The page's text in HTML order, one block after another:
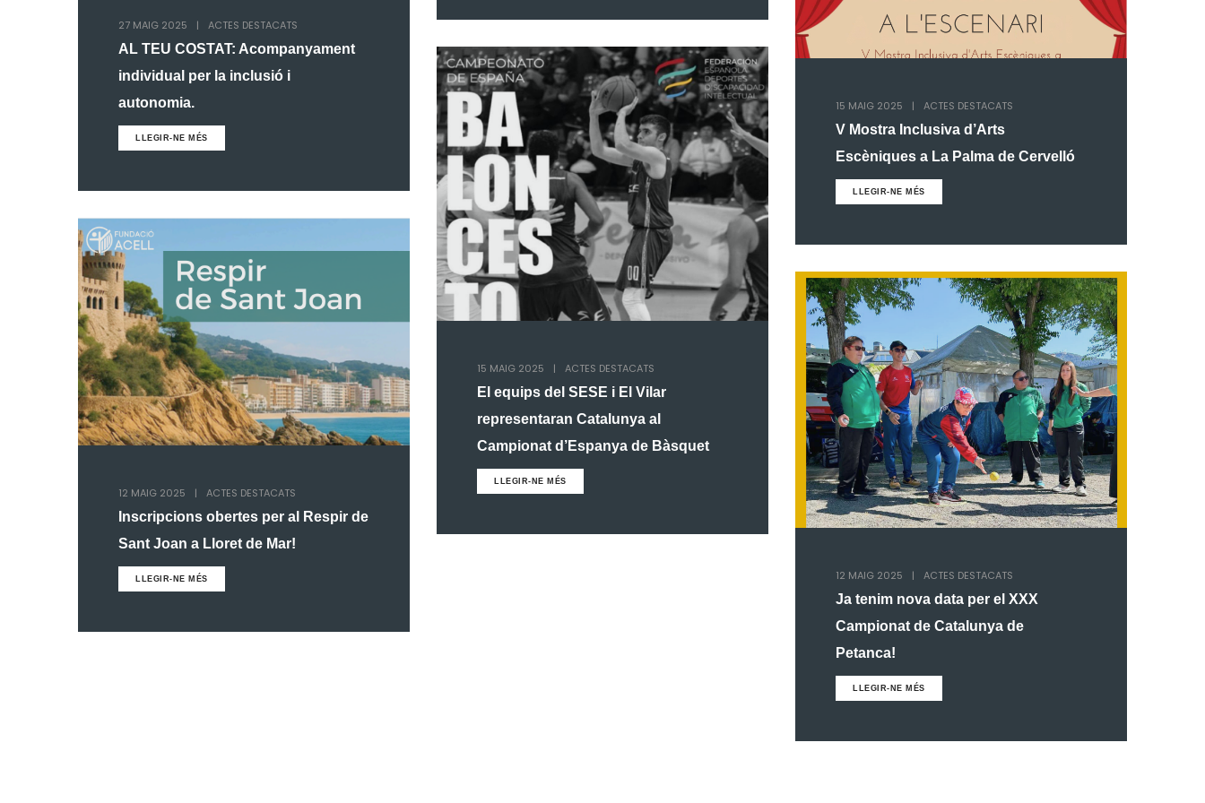
27 MAIG 2025 | ACTES DESTACATS
AL TEU COSTAT: Acompanyament
individual per la inclusió i
autonomia.
LLEGIR-NE MÉS
15 MAIG 2025 | ACTES DESTACATS
V Mostra Inclusiva d’Arts
Escèniques a La Palma de Cervelló
LLEGIR-NE MÉS
15 MAIG 2025 | ACTES DESTACATS
El equips del SESE i El Vilar
representaran Catalunya al
Campionat d’Espanya de Bàsquet
LLEGIR-NE MÉS
12 MAIG 2025 | ACTES DESTACATS
Inscripcions obertes per al Respir de
Sant Joan a Lloret de Mar!
LLEGIR-NE MÉS 12 MAIG 2025 | ACTES DESTACATS
Ja tenim nova data per el XXX
Campionat de Catalunya de
Petanca!
LLEGIR-NE MÉS